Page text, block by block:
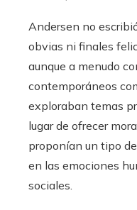
Andersen no
obvias ni finales
aunque a menudo
contemporáneos
exploraban temas
lugar de ofrecer
proponían un tipo
en las emociones
sociales.